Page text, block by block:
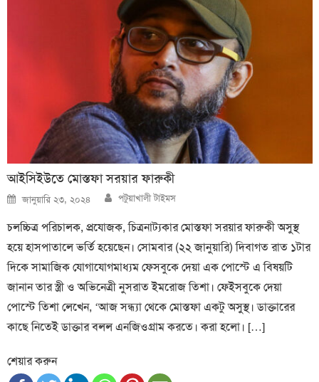
আইসিইউতে মোস্তফা সরয়ার ফারুকী
Posted
on
জানুয়ারি ২৩, ২০২৪ Author
পটুয়াখালী টাইমস
চলচ্চিত্র পরিচালক, প্রযোজক, চিত্রনাট্যকার মোস্তফা সরয়ার ফারুকী অসুস্থ
হয়ে হাসপাতালে ভর্তি হয়েছেন। সোমবার (২২ জানুয়ারি) দিবাগত রাত ১টার
দিকে সামাজিক যোগাযোগমাধ্যম ফেসবুকে দেয়া এক পোস্টে এ বিষয়টি
জানান তার স্ত্রী ও অভিনেত্রী নুসরাত ইমরোজ তিশা। ফেইসবুকে দেয়া
পোস্টে তিশা লেখেন, ‘আজ সন্ধ্যা থেকে মোস্তফা একটু অসুস্থ। ডাক্তারের
কাছে নিতেই ডাক্তার বলল এনজিওগ্রাম করতে। করা হলো। […]
শেয়ার করুন